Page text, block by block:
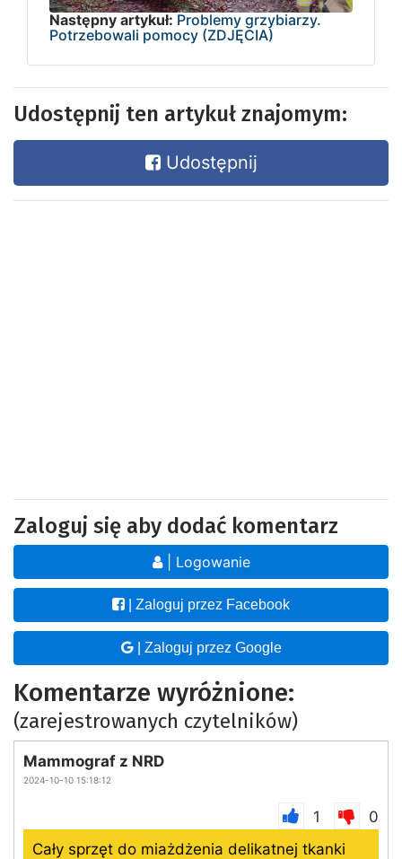
Następny artykuł: Problemy grzybiarzy.
Potrzebowali pomocy (ZDJĘCIA)
Udostępnij ten artykuł znajomym:
Udostępnij
Zaloguj się aby dodać komentarz
| Logowanie
| Zaloguj przez Facebook
| Zaloguj przez Google
Komentarze wyróżnione:
(zarejestrowanych czytelników)
Mammograf z NRD
2024-10-10 15:18:12
1
0
Cały sprzęt do miażdżenia delikatnej tkanki